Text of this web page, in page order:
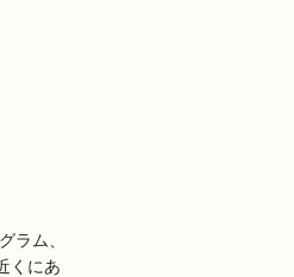
ラム、
くにあ